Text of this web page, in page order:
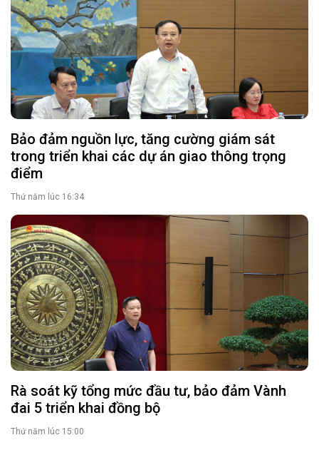
Bảo đảm nguồn lực, tăng cường giám sát
trong triển khai các dự án giao thông trọng
điểm
Thứ năm lúc 16:34
Rà soát kỹ tổng mức đầu tư, bảo đảm Vành
đai 5 triển khai đồng bộ
Thứ năm lúc 15:00